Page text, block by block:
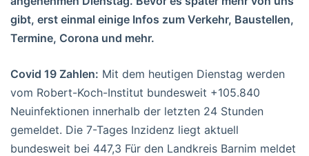
gibt, erst einmal einige Infos zum Verkehr, Baustellen,
Termine, Corona und mehr.
Covid 19 Zahlen: Mit dem heutigen Dienstag werden
vom Robert-Koch-Institut bundesweit +105.840
Neuinfektionen innerhalb der letzten 24 Stunden
gemeldet. Die 7-Tages Inzidenz liegt aktuell
bundesweit bei 447,3 Für den Landkreis Barnim meldet